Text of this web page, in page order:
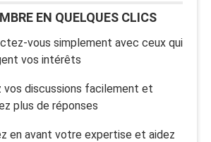
EN QUELQUES CLICS
vous simplement avec ceux qui
vos intérêts
vos discussions facilement et
plus de réponses
en avant votre expertise et aidez